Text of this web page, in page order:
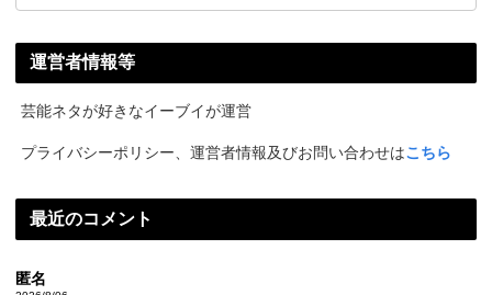
運営者情報等
芸能ネタが好きなイーブイが運営
プライバシーポリシー、運営者情報及びお問い合わせはこちら
最近のコメント
匿名